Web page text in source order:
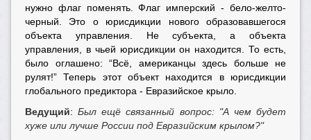
нужно флаг поменять. Флаг имперский - бело-желто-
черный. Это о юрисдикции нового образовавшегося
объекта управления. Не субъекта, а объекта
управления, в чьей юрисдикции он находится. То есть,
было оглашено: “Всё, американцы здесь больше не
рулят!” Теперь этот объект находится в юрисдикции
глобального предиктора - Евразийское крыло.
Ведущий:Был ещё связанный вопрос: "А чем будет
хуже или лучше России под Евразийским крылом?"